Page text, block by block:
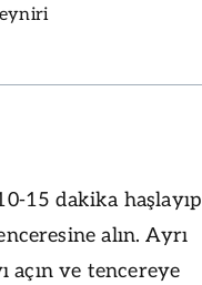
15 dakika haşlayıp
alın. Ayrı
açın ve tencereye